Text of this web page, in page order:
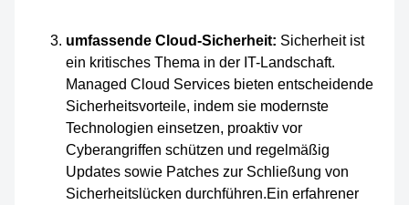
umfassende Cloud-Sicherheit: Sicherheit ist
ein kritisches Thema in der IT-Landschaft.
Managed Cloud Services bieten entscheidende
Sicherheitsvorteile, indem sie modernste
Technologien einsetzen, proaktiv vor
Cyberangriffen schützen und regelmäßig
Updates sowie Patches zur Schließung von
Sicherheitslücken durchführen.Ein erfahrener